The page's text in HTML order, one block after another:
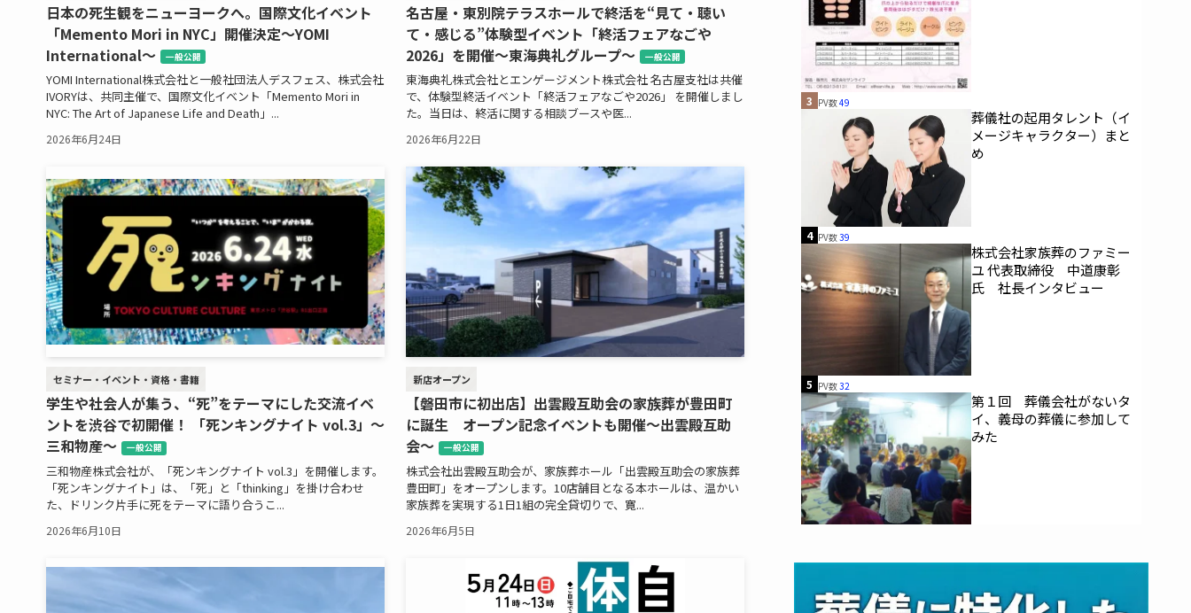
日本の死生観をニューヨークへ。国際文化イベント
「Memento Mori in NYC」開催決定～YOMI
International～
一般公開
YOMI International株式会社と一般社団法人デスフェス、株式会社
IVORYは、共同主催で、国際文化イベント「Memento Mori in
NYC: The Art of Japanese Life and Death」...
2026年6月24日
名古屋・東別院テラスホールで終活を“見て・聴い
て・感じる”体験型イベント「終活フェアなごや
2026」を開催～東海典礼グループ～
一般公開
東海典礼株式会社とエンゲージメント株式会社 名古屋支社は共催
で、体験型終活イベント「終活フェアなごや2026」 を開催しまし
た。当日は、終活に関する相談ブースや医...
2026年6月22日
セミナー・イベント・資格・書籍
学生や社会人が集う、“死”をテーマにした交流イベ
ントを渋谷で初開催！ 「死ンキングナイト vol.3」～
三和物産～
一般公開
三和物産株式会社が、「死ンキングナイト vol.3」を開催します。
「死ンキングナイト」は、「死」と「thinking」を掛け合わせ
た、ドリンク片手に死をテーマに語り合うこ...
2026年6月10日
新店オープン
【磐田市に初出店】出雲殿互助会の家族葬が豊田町
に誕生 オープン記念イベントも開催～出雲殿互助
会～
一般公開
株式会社出雲殿互助会が、家族葬ホール「出雲殿互助会の家族葬
豊田町」をオープンします。10店舗目となる本ホールは、温かい
家族葬を実現する1日1組の完全貸切りで、寛...
2026年6月5日
3 PV数49
葬儀社の起用タレント（イ
メージキャラクター）まと
め
4 PV数39
株式会社家族葬のファミー
ユ 代表取締役 中道康彰
氏 社長インタビュー
5 PV数32
第１回 葬儀会社がないタ
イ、義母の葬儀に参加して
みた